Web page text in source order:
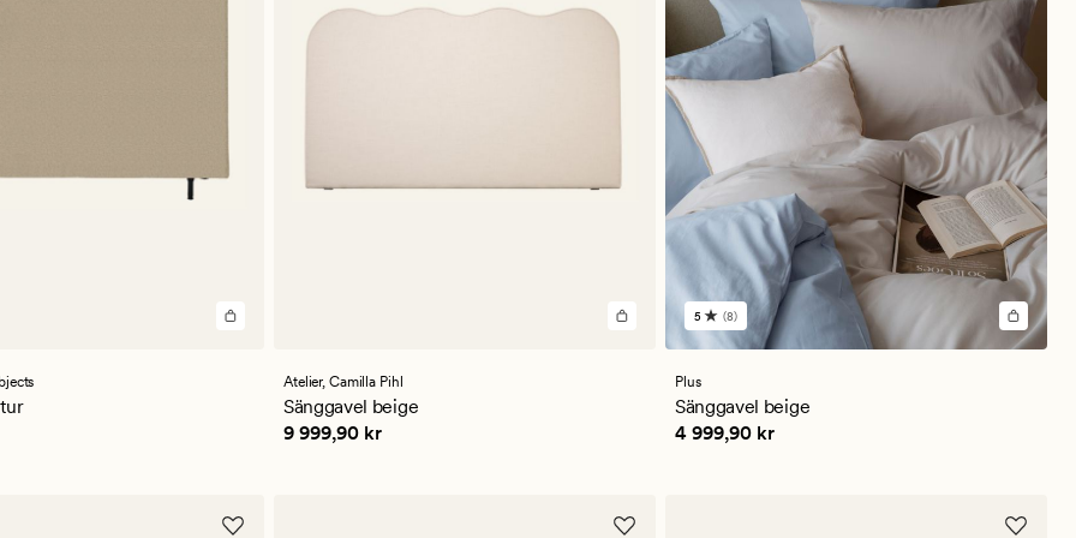
Atelier, Camilla Pihl
Sänggavel beige
Pris 9 999,90 kr
9 999,90 kr
8
omdömen
ett
genomsnittligt
betyg
på
5 (8)
Plus
Sänggavel beige
Pris 4 999,90 kr
4 999,90 kr